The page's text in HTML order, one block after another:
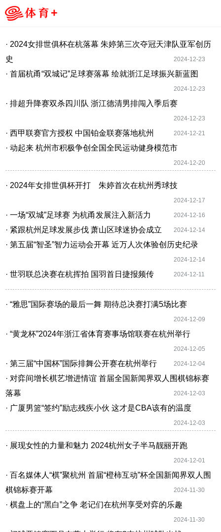
· 2024女排世俱杯在杭落幕 朱婷第三次夺冠天津队亚军创历
史
2024-12-23
· 首届杭甬“双城记”足球赛落幕 绘就浙江足球振兴新蓝图
2024-12-23
· 排超升降赛双杀四川队 浙江德清男排闯入季后赛
2024-12-23
· 西甲联赛官方授权 中国铂金联赛落地杭州 2024-12-21
· 动起来 杭州市积极争创全国全民运动健身模范市
2024-12-20
· 2024年女排世俱杯开打 朱婷首次在杭州秀球技
2024-12-17
· 一场“双城”足球赛 为杭甬发展注入新活力 2024-12-16
· 紧跟杭州足球发展步伐 萧山区球迷协会成立 2024-12-14
· 第五届“智圣”智力运动会开幕 近万人次体验创历史纪录
2024-12-14
· 世羽联总决赛在杭挥拍 国羽首日捷报频传 2024-12-11
· “雅思”国际赛场的最后一舞 期待总决赛打满5场比赛
2024-12-09
· “黄龙杯”2024年浙江省体育赛事场馆联赛在杭州举行
2024-12-05
· 第三届“中国杯”国际排舞公开赛在杭州举行 2024-12-04
· 对弈间增长棋艺增进情谊 首届全国新闻界双人围棋锦标赛
落幕
2024-12-03
· 广厦男篮“签约”励志残疾小伙 这才是CBA该有的温度
2024-12-03
· 展现女性的力量和魅力 2024杭州女子半马靓丽开跑
2024-12-01
· 百名媒体人“棋”聚杭州 首届“橙柿互动”杯全国新闻界双人围
棋锦标赛开幕
2024-11-30
· 棋盘上的“黑白”之争 老记们在杭州享受对弈的乐趣
2024-11-30